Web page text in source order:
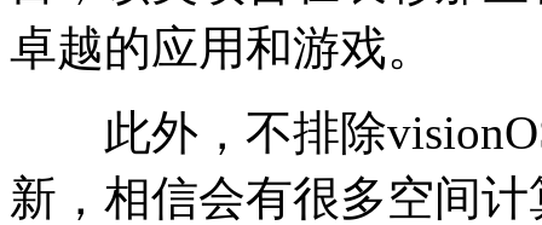
卓越的应用和游戏。
此外，不排除
新，相信会有很多空间